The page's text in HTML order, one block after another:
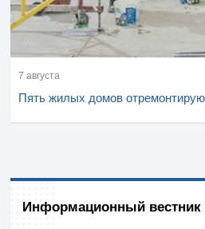
7 августа
Пять жилых домов
Информационный